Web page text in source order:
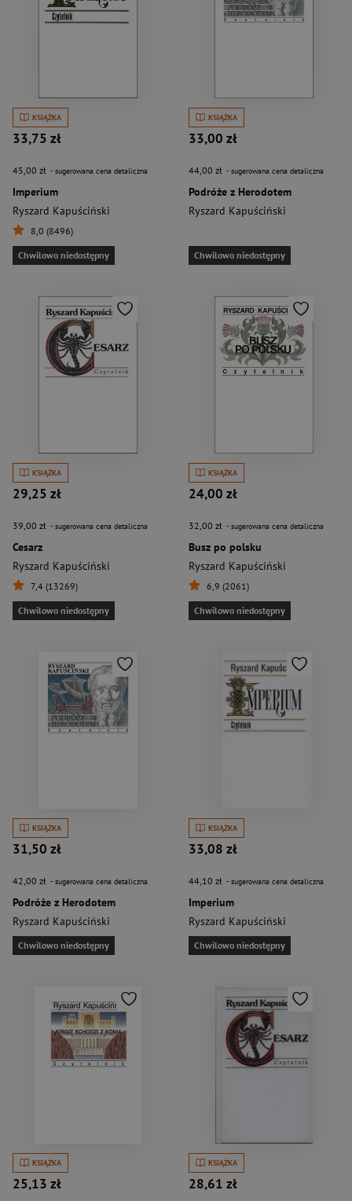
KSIĄŻKA
33,75 zł
45,00 zł - sugerowana cena detaliczna
Imperium
Ryszard Kapuściński
8,0 (8496)
Chwilowo niedostępny
KSIĄŻKA
33,00 zł
44,00 zł - sugerowana cena detaliczna
Podróże z Herodotem
Ryszard Kapuściński
Chwilowo niedostępny
KSIĄŻKA
29,25 zł
39,00 zł - sugerowana cena detaliczna
Cesarz
Ryszard Kapuściński
7,4 (13269)
Chwilowo niedostępny
KSIĄŻKA
24,00 zł
32,00 zł - sugerowana cena detaliczna
Busz po polsku
Ryszard Kapuściński
6,9 (2061)
Chwilowo niedostępny
KSIĄŻKA
31,50 zł
42,00 zł - sugerowana cena detaliczna
Podróże z Herodotem
Ryszard Kapuściński
Chwilowo niedostępny
KSIĄŻKA
33,08 zł
44,10 zł - sugerowana cena detaliczna
Imperium
Ryszard Kapuściński
Chwilowo niedostępny
KSIĄŻKA
25,13 zł
KSIĄŻKA
28,61 zł